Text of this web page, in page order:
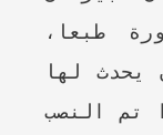
طبعا،
يحدث لها
تم النصب